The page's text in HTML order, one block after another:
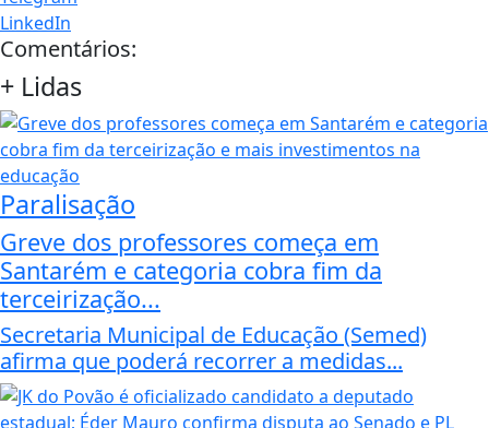
LinkedIn
Comentários:
+ Lidas
Paralisação
Greve dos professores começa em
Santarém e categoria cobra fim da
terceirização...
Secretaria Municipal de Educação (Semed)
afirma que poderá recorrer a medidas...